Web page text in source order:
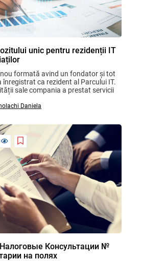
unic pentru rezidenții IT
formată avind un fondator și tot
ca rezident al Parcului IT.
sale compania a prestat servicii
Daniela
Налоговые Консультации №
на полях